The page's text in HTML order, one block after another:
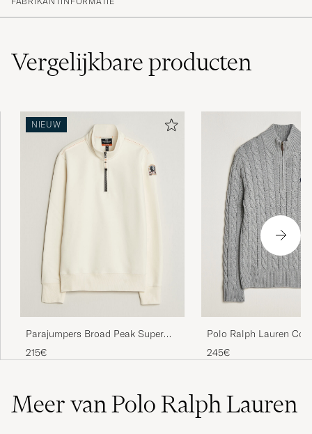
Vergelijkbareproducten
NIEUW
Parajumpers Broad Peak Super
Easy Half Zip Sweatshirt Warm
Ivory
215€
Polo Ralph Lauren
Half Zip Fawn Grey
245€
Meer van Polo Ralph Lauren